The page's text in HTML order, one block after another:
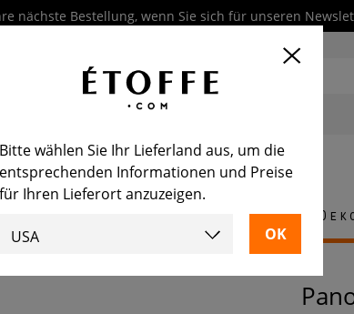
nächste Bestellung, wenn Sie sich für unseren
Möbel
Bitte wählen Sie Ihr Lieferland aus, um die
entsprechenden Informationen und Preise
für Ihren Lieferort anzuzeigen.